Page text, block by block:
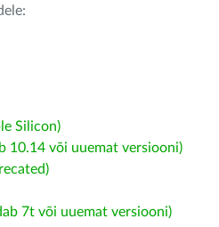
Silicon)
10.14 või uuemat versiooni)
7t või uuemat versiooni)